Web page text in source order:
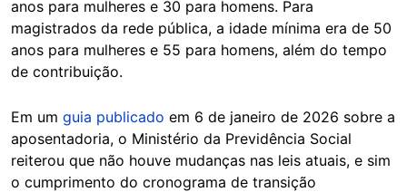
anos para mulheres e 30 para homens. Para
magistrados da rede pública, a idade mínima era de 50
anos para mulheres e 55 para homens, além do tempo
de contribuição.
Em um guia publicado em 6 de janeiro de 2026 sobre a
aposentadoria, o Ministério da Previdência Social
reiterou que não houve mudanças nas leis atuais, e sim
o cumprimento do cronograma de transição